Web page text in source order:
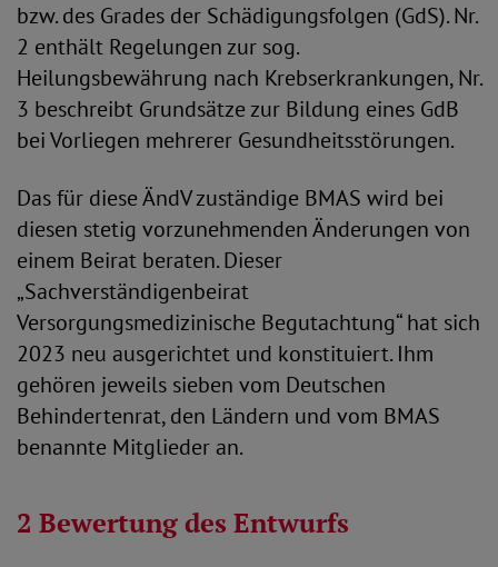
bzw. des Grades der Schädigungsfolgen (GdS). Nr.
2 enthält Regelungen zur sog.
Heilungsbewährung nach Krebserkrankungen, Nr.
3 beschreibt Grundsätze zur Bildung eines GdB
bei Vorliegen mehrerer Gesundheitsstörungen.
Das für diese ÄndV zuständige BMAS wird bei
diesen stetig vorzunehmenden Änderungen von
einem Beirat beraten. Dieser
„Sachverständigenbeirat
Versorgungsmedizinische Begutachtung“ hat sich
2023 neu ausgerichtet und konstituiert. Ihm
gehören jeweils sieben vom Deutschen
Behindertenrat, den Ländern und vom BMAS
benannte Mitglieder an.
2 Bewertung des Entwurfs